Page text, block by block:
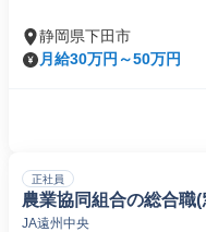
静岡県下田市
月給30万円～50万円
正社員
農業協同組合の総合職
JA遠州中央